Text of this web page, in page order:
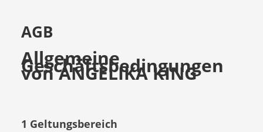
AGB
Allgemeine
Geschäftsbedingungen
von ANGELIKA KING
1 Geltungsbereich